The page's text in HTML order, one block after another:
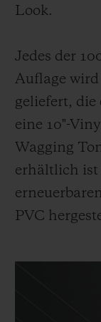
Look.
Jedes der
Auflage wird
geliefert, die
eine 10"-
Wagging
erhältlich ist
PVC